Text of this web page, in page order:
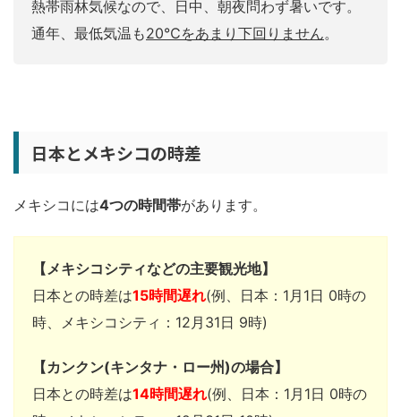
熱帯雨林気候なので、日中、朝夜問わず暑いです。
通年、最低気温も20℃をあまり下回りません。
日本とメキシコの時差
メキシコには4つの時間帯があります。
【メキシコシティなどの主要観光地】
日本との時差は15時間遅れ(例、日本：1月1日 0時の
時、メキシコシティ：12月31日 9時)
【カンクン(キンタナ・ロー州)の場合】
日本との時差は14時間遅れ(例、日本：1月1日 0時の